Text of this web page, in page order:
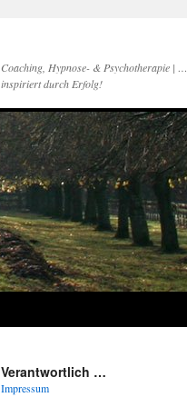
Coaching, Hypnose- & Psychotherapie | …
inspiriert durch Erfolg!
Verantwortlich …
Impressum